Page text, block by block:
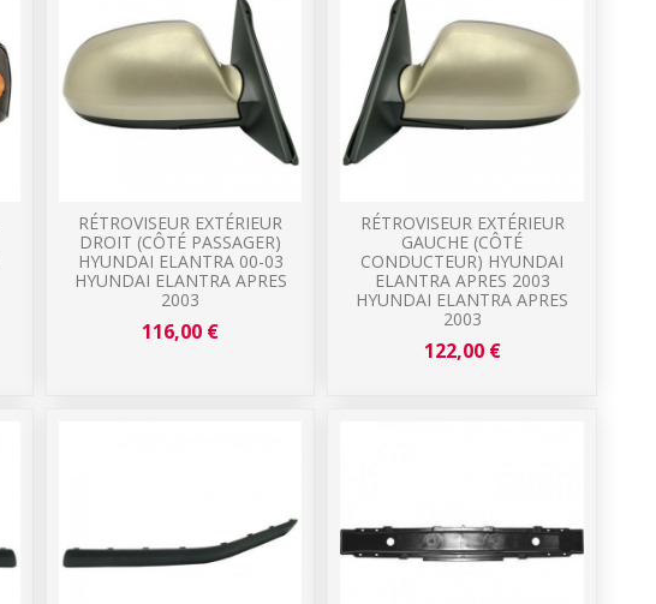
RÉTROVISEUR EXTÉRIEUR
DROIT (CÔTÉ PASSAGER)
HYUNDAI ELANTRA 00-03
HYUNDAI ELANTRA APRES
2003
116,00 €
RÉTROVISEUR EXTÉRIEUR
GAUCHE (CÔTÉ
CONDUCTEUR) HYUNDAI
ELANTRA APRES 2003
HYUNDAI ELANTRA APRES
2003
122,00 €